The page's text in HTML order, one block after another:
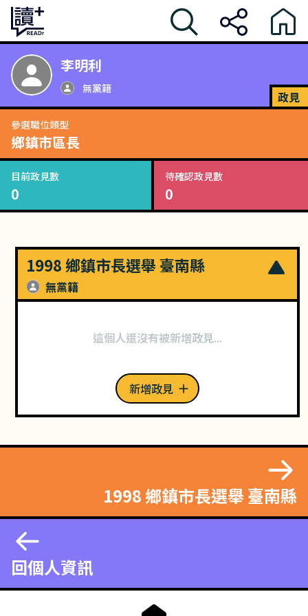
李明利
無黨籍
政見
參選職位類型
鄉鎮市區長
目前政見數
0
待確認政見數
0
1998 鄉鎮市長選舉 臺南縣
無黨籍
這個人還沒有被新增政見...
新增政見
回個人資訊
1998 鄉鎮市長選舉 臺南縣